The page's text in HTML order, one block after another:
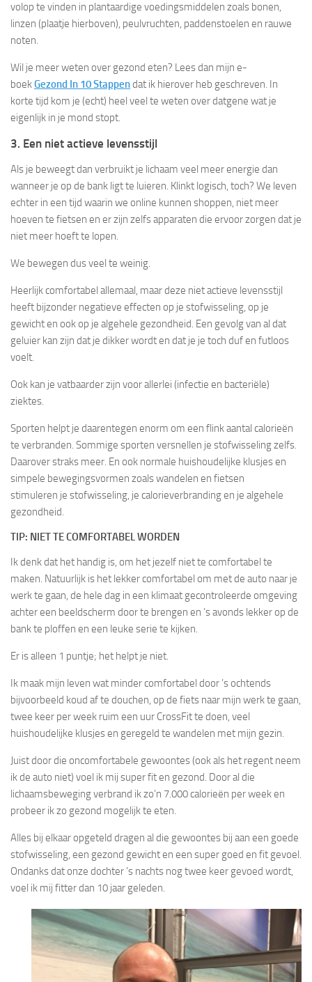
volop te vinden in plantaardige voedingsmiddelen zoals bonen,
linzen (plaatje hierboven), peulvruchten, paddenstoelen en rauwe
noten.
Wil je meer weten over gezond eten? Lees dan mijn e-
boekGezond In 10 Stappendat ik hierover heb geschreven. In
korte tijd kom je (echt) heel veel te weten over datgene wat je
eigenlijk in je mond stopt.
3. Een niet actieve levensstijl
Als je beweegt dan verbruikt je lichaam veel meer energie dan
wanneer je op de bank ligt te luieren. Klinkt logisch, toch? We leven
echter in een tijd waarin we online kunnen shoppen, niet meer
hoeven te fietsen en er zijn zelfs apparaten die ervoor zorgen dat je
niet meer hoeft te lopen.
We bewegen dus veel te weinig.
Heerlijk comfortabel allemaal, maar deze niet actieve levensstijl
heeft bijzonder negatieve effecten op je stofwisseling, op je
gewicht en ook op je algehele gezondheid. Een gevolg van al dat
geluier kan zijn dat je dikker wordt en dat je je toch duf en futloos
voelt.
Ook kan je vatbaarder zijn voor allerlei (infectie en bacteriële)
ziektes.
Sporten helpt je daarentegen enorm om een flink aantal calorieën
te verbranden. Sommige sporten versnellen je stofwisseling zelfs.
Daarover straks meer. En ook normale huishoudelijke klusjes en
simpele bewegingsvormen zoals wandelen en fietsen
stimuleren je stofwisseling, je calorieverbranding en je algehele
gezondheid.
TIP: NIET TE COMFORTABEL WORDEN
Ik denk dat het handig is, om het jezelf niet te comfortabel te
maken. Natuurlijk is het lekker comfortabel om met de auto naar je
werk te gaan, de hele dag in een klimaat gecontroleerde omgeving
achter een beeldscherm door te brengen en ’s avonds lekker op de
bank te ploffen en een leuke serie te kijken.
Er is alleen 1 puntje; het helpt je niet.
Ik maak mijn leven wat minder comfortabel door ’s ochtends
bijvoorbeeld koud af te douchen, op de fiets naar mijn werk te gaan,
twee keer per week ruim een uur CrossFit te doen, veel
huishoudelijke klusjes en geregeld te wandelen met mijn gezin.
Juist door die oncomfortabele gewoontes (ook als het regent neem
ik de auto niet) voel ik mij super fit en gezond. Door al die
lichaamsbeweging verbrand ik zo’n 7.000 calorieën per week en
probeer ik zo gezond mogelijk te eten.
Alles bij elkaar opgeteld dragen al die gewoontes bij aan een goede
stofwisseling, een gezond gewicht en een super goed en fit gevoel.
Ondanks dat onze dochter ’s nachts nog twee keer gevoed wordt,
voel ik mij fitter dan 10 jaar geleden.